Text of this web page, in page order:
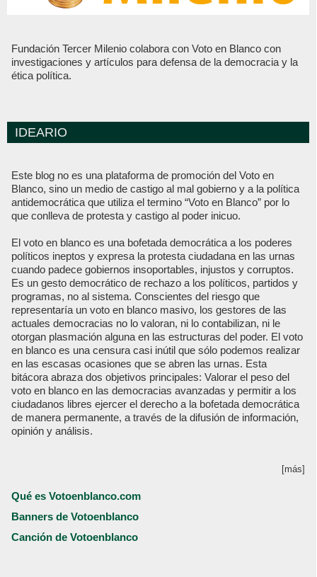
Fundación Tercer Milenio colabora con Voto en Blanco con
investigaciones y artículos para defensa de la democracia y la
ética política.
IDEARIO
Este blog no es una plataforma de promoción del Voto en
Blanco, sino un medio de castigo al mal gobierno y a la política
antidemocrática que utiliza el termino “Voto en Blanco” por lo
que conlleva de protesta y castigo al poder inicuo.
El voto en blanco es una bofetada democrática a los poderes
políticos ineptos y expresa la protesta ciudadana en las urnas
cuando padece gobiernos insoportables, injustos y corruptos.
Es un gesto democrático de rechazo a los políticos, partidos y
programas, no al sistema. Conscientes del riesgo que
representaría un voto en blanco masivo, los gestores de las
actuales democracias no lo valoran, ni lo contabilizan, ni le
otorgan plasmación alguna en las estructuras del poder. El voto
en blanco es una censura casi inútil que sólo podemos realizar
en las escasas ocasiones que se abren las urnas. Esta
bitácora abraza dos objetivos principales: Valorar el peso del
voto en blanco en las democracias avanzadas y permitir a los
ciudadanos libres ejercer el derecho a la bofetada democrática
de manera permanente, a través de la difusión de información,
opinión y análisis.
[más]
Qué es Votoenblanco.com
Banners de Votoenblanco
Canción de Votoenblanco